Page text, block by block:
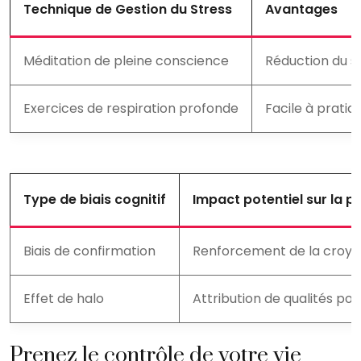
Technique de Gestion du Stress Avantages
Méditation de pleine conscience Réduction du
Exercices de respiration profonde Facile à
Type de biais cognitif Impact potentiel sur la
Biais de confirmation Renforcement de la
Effet de halo Attribution de qualités
Prenez le contrôle de votre vie